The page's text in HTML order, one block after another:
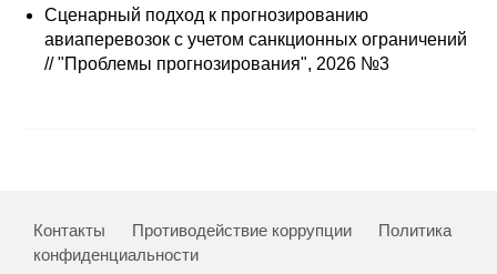
Отчетность
Противодействие коррупции
Научная жизнь
Сценарный подход к прогнозированию
авиаперевозок с учетом санкционных ограничений
// "Проблемы прогнозирования", 2026 №3
Контакты Противодействие коррупции
Политика
конфиденциальности